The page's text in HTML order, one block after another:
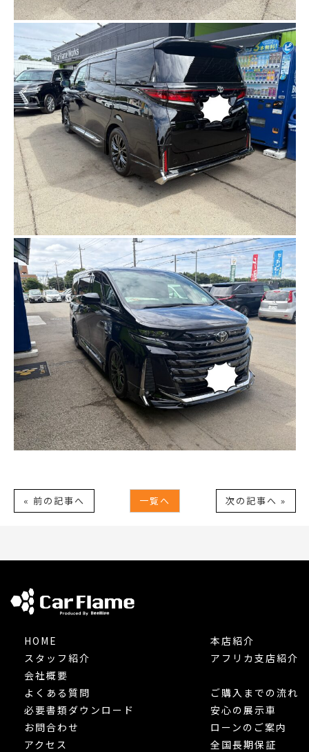
« 前の記事へ 一覧へ 次の記事へ »
HOME
スタッフ紹介
会社概要
本店紹介
アフリカ支店紹介
よくある質問
必要書類ダウンロード
お問合わせ
アクセス
ご購入までの流れ
安心の展示車
ローンのご案内
全国長期保証